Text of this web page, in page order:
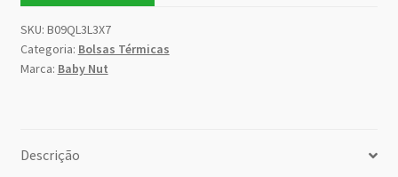
SKU: B09QL3L3X7
Categoria: Bolsas Térmicas
Marca: Baby Nut
Descrição